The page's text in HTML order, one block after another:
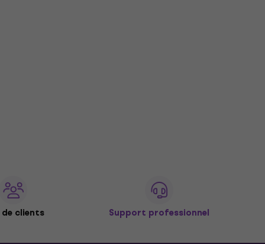
de clients Support professionnel